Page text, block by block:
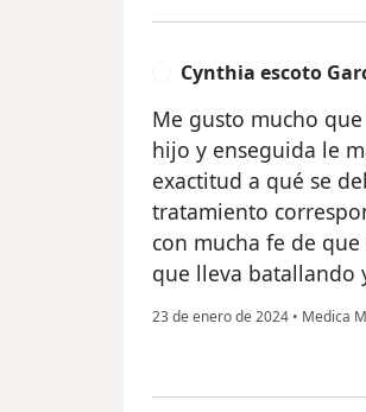
Cynthia escoto
Me gusto mucho
hijo y enseguida le
exactitud a qué se
tratamiento
con mucha fe de
que lleva batallando
23 de enero de 2024 • Medica